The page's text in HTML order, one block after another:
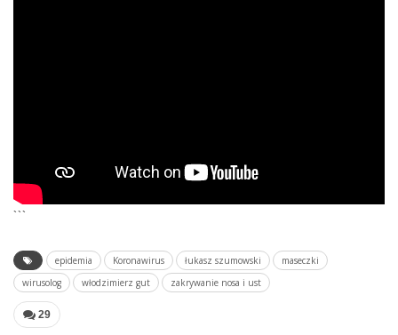
```
epidemia Koronawirus łukasz szumowski
maseczki
wirusolog
włodzimierz gut zakrywanie nosa i ust
29